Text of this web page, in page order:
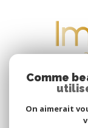
Comme
On aimerait